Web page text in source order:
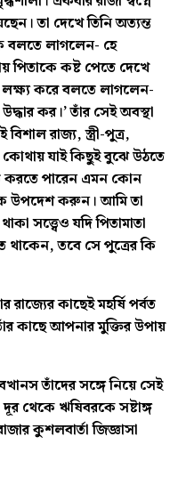
তা দেখে তিনি অত্যন্ত
বলতে লাগলেন- হে
পিতাকে কষ্ট পেতে দেখে
লক্ষ্য করে বলতে লাগলেন-
কর।’ তাঁর সেই অবস্থা
রাজ্য, স্ত্রী-পুত্র,
কোথায় যাই কিছুই বুঝে উঠতে
করতে পারেন এমন কোন
উপদেশ করুন। আমি তা
সত্ত্বেও যদি পিতামাতা
থাকেন, তবে সে পুত্রের কি
কাছেই মহর্ষি পর্বত
কাছে আপনার মুক্তির উপায়
তাঁদের সঙ্গে নিয়ে সেই
থেকে ঋষিবরকে সষ্টাঙ্গ
কুশলবার্তা জিজ্ঞাসা